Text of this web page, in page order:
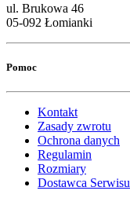
ul. Brukowa 46
05-092 Łomianki
Pomoc
Kontakt
Zasady zwrotu
Ochrona danych
Regulamin
Rozmiary
Dostawca Serwisu